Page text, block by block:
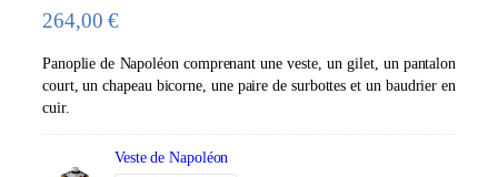
264,00€
Panoplie de Napoléon comprenant une veste, un gilet, un pantalon
court, un chapeau bicorne, une paire de surbottes et un baudrier en
cuir.
Veste de Napoléon